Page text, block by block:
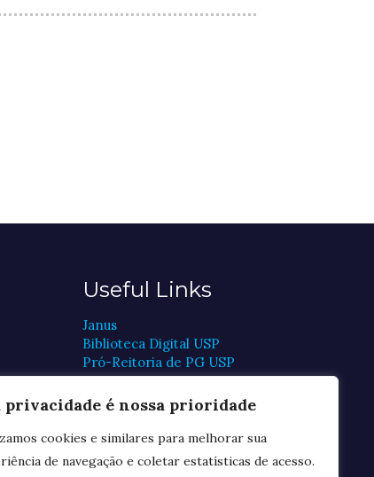
privacidade é nossa prioridade
cookies e similares para melhorar sua
de navegação e coletar estatísticas de acesso.
Useful Links
Janus
Biblioteca Digital USP
Pró-Reitoria de PG USP
CAPES
CNPq
Plataforma Lattes
Periódicos CAPES